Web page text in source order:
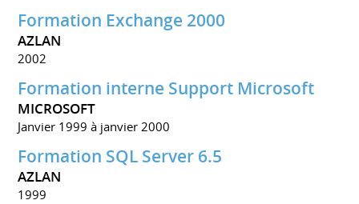
Formation Exchange 2000
AZLAN
2002
Formation interne Support Microsoft
MICROSOFT
Janvier 1999 à janvier 2000
Formation SQL Server 6.5
AZLAN
1999